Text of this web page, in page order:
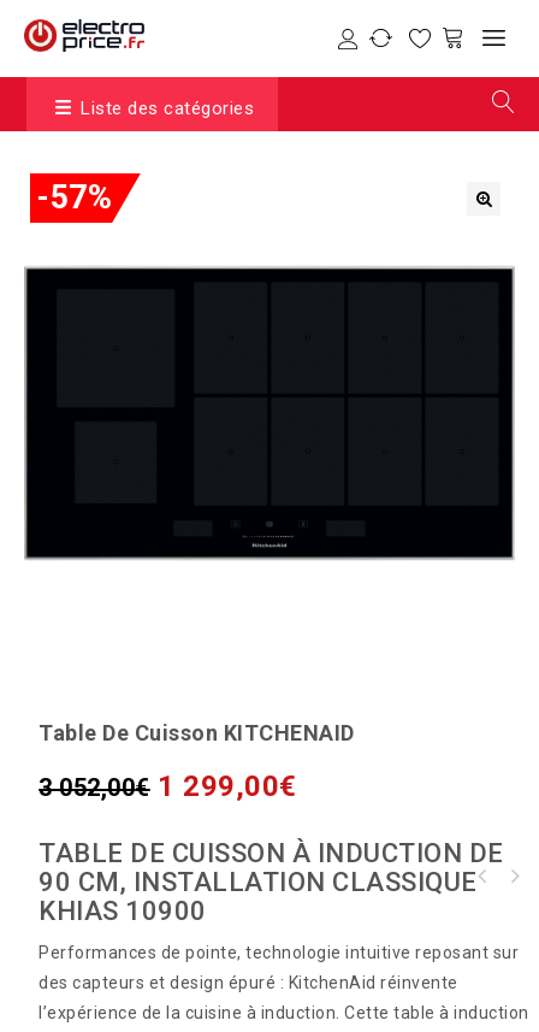
Liste des catégories
-57%
Table De Cuisson KITCHENAID
3 052,00€ 1 299,00€
TABLE DE CUISSON À INDUCTION DE
90 CM, INSTALLATION CLASSIQUE
KHIAS 10900
Performances de pointe, technologie intuitive reposant sur
des capteurs et design épuré : KitchenAid réinvente
l’expérience de la cuisine à induction. Cette table à induction